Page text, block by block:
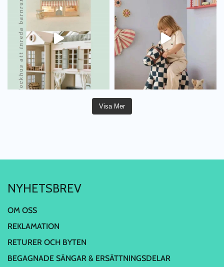
Visa Mer
NYHETSBREV
OM OSS
REKLAMATION
RETURER OCH BYTEN
BEGAGNADE SÄNGAR & ERSÄTTNINGSDELAR